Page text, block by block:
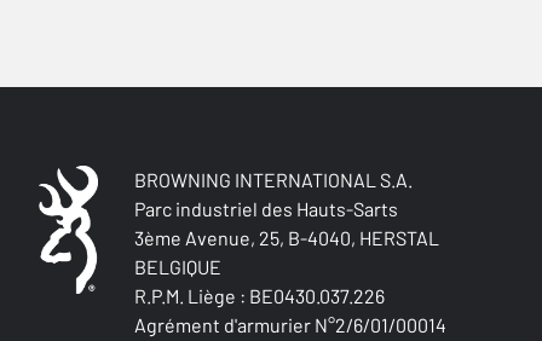
BROWNING INTERNATIONAL S.A.
Parc industriel des Hauts-Sarts
3ème Avenue, 25, B-4040, HERSTAL
BELGIQUE
R.P.M. Liège : BE0430.037.226
Agrément d'armurier N°2/6/01/00014